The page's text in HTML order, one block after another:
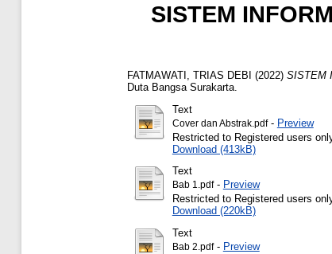
SISTEM
FATMAWATI, TRIAS DEBI (2022) SISTEM
Duta Bangsa Surakarta.
Text
Cover dan Abstrak.pdf- Preview
Restricted to Registered users
Download (413kB)
Text
Bab 1.pdf- Preview
Restricted to Registered users
Download (220kB)
Text
Bab 2.pdf- Preview